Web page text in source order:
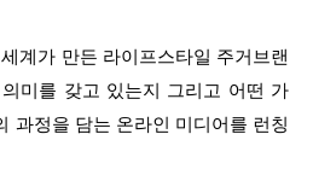
계가 만든 라이프스타일 주거브랜
미를 갖고 있는지 그리고 어떤 가
과정을 담는 온라인 미디어를 런칭